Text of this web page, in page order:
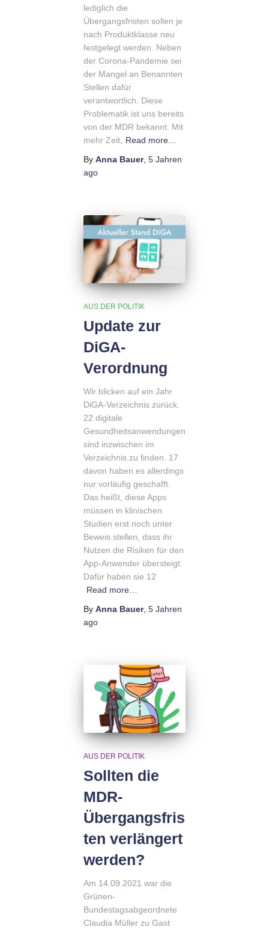
lediglich die
Übergangsfristen sollen je
nach Produktklasse neu
festgelegt werden. Neben
der Corona-Pandemie sei
der Mangel an Benannten
Stellen dafür
verantwortlich. Diese
Problematik ist uns bereits
von der MDR bekannt. Mit
mehr Zeit,
Read more…
By Anna Bauer, 5 Jahren
ago
AUS DER POLITIK
Update zur
DiGA-
Verordnung
Wir blicken auf ein Jahr
DiGA-Verzeichnis zurück.
22 digitale
Gesundheitsanwendungen
sind inzwischen im
Verzeichnis zu finden. 17
davon haben es allerdings
nur vorläufig geschafft.
Das heißt, diese Apps
müssen in klinischen
Studien erst noch unter
Beweis stellen, dass ihr
Nutzen die Risiken für den
App-Anwender übersteigt.
Dafür haben sie 12
Read more…
By Anna Bauer, 5 Jahren
ago
AUS DER POLITIK
Sollten die
MDR-
Übergangsfris
ten verlängert
werden?
Am 14.09.2021 war die
Grünen-
Bundestagsabgeordnete
Claudia Müller zu Gast